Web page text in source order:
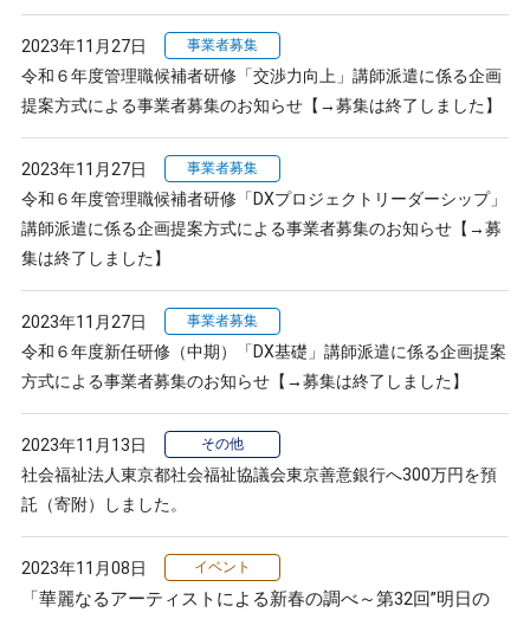
2023年11月27日 事業者募集
令和６年度管理職候補者研修「交渉力向上」講師派遣に係る企画
提案方式による事業者募集のお知らせ【→募集は終了しました】
2023年11月27日 事業者募集
令和６年度管理職候補者研修「DXプロジェクトリーダーシップ」
講師派遣に係る企画提案方式による事業者募集のお知らせ【→募
集は終了しました】
2023年11月27日 事業者募集
令和６年度新任研修（中期）「DX基礎」講師派遣に係る企画提案
方式による事業者募集のお知らせ【→募集は終了しました】
2023年11月13日 その他
社会福祉法人東京都社会福祉協議会東京善意銀行へ300万円を預
託（寄附）しました。
2023年11月08日 イベント
「華麗なるアーティストによる新春の調べ～第32回”明日の